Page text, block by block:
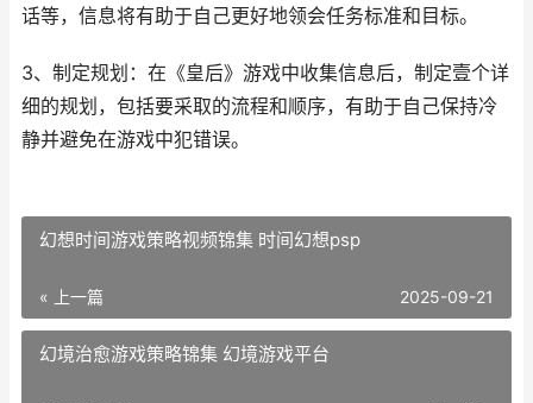
话等，信息将有助于自己更好地领会任务标准和目标。
3、制定规划：在《皇后》游戏中收集信息后，制定壹个详
细的规划，包括要采取的流程和顺序，有助于自己保持冷
静并避免在游戏中犯错误。
幻想时间游戏策略视频锦集 时间幻想psp
« 上一篇 2025-09-21
幻境治愈游戏策略锦集 幻境游戏平台